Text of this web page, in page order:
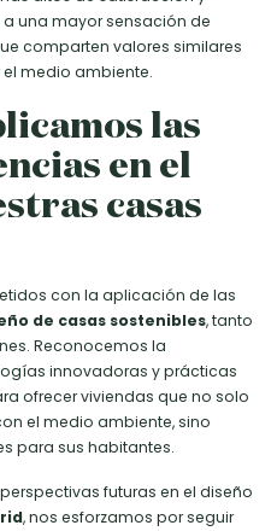
una mayor sensación de
comparten valores similares
medio ambiente.
las
en el
casas
con la aplicación de las
de casas sostenibles, tanto
Reconocemos la
innovadoras y prácticas
ofrecer viviendas que no solo
el medio ambiente, sino
para sus habitantes.
futuras en el diseño
, nos esforzamos por seguir